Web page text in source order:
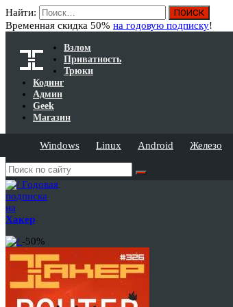
Найти:
Временная скидка 50% на годовую подписку!
Взлом
Приватность
Трюки
Кодинг
Админ
Geek
Магазин
Windows Linux Android Железо
Годовая
подписка
на
Хакер
-50%